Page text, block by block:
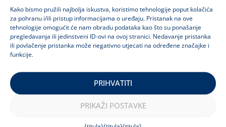
Kako bismo pružili najbolja iskustva, koristimo tehnologije poput kolačića
za pohranu i/ili pristup informacijama o uređaju. Pristanak na ove
tehnologije omogućit će nam obradu podataka kao što su ponašanje
pregledavanja ili jedinstveni ID-ovi na ovoj stranici. Nedavanje pristanka
ili povlačenje pristanka može negativno utjecati na određene značajke i
funkcije.
PRIHVATITI
PRIKAŽI POSTAVKE
János Strausz
Osnivač i vlasnik
+36 1 901 0766
Javite se
+36 30 3000 858
info@miraclebag.trgovina
Pratite nas